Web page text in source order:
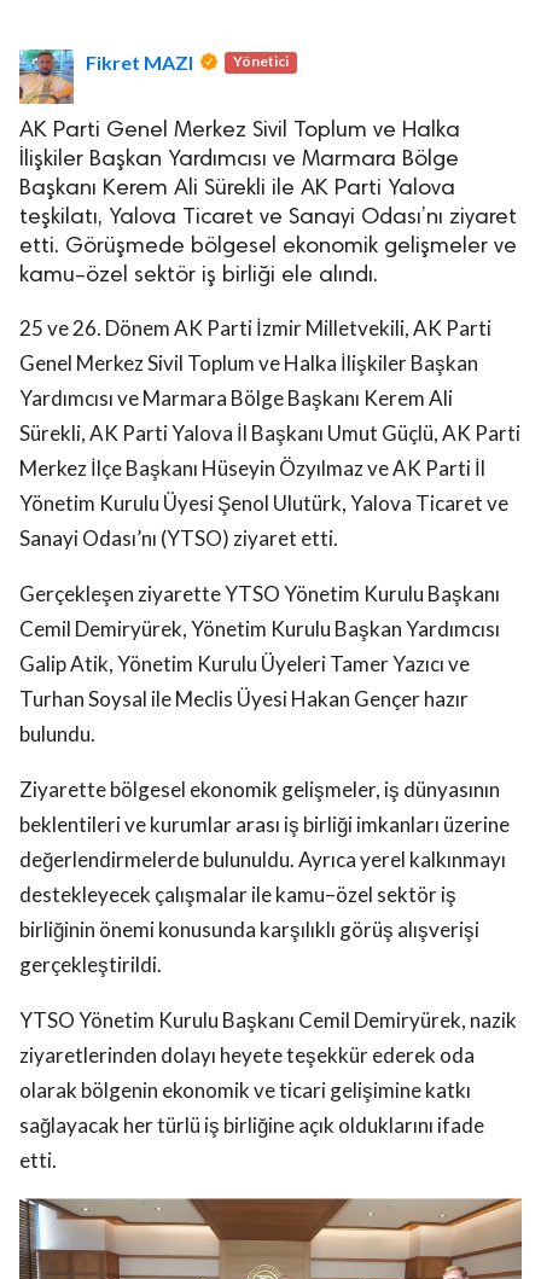
Fikret MAZI Yönetici
AK Parti Genel Merkez Sivil Toplum ve Halka
İlişkiler Başkan Yardımcısı ve Marmara Bölge
Başkanı Kerem Ali Sürekli ile AK Parti Yalova
teşkilatı, Yalova Ticaret ve Sanayi Odası’nı ziyaret
etti. Görüşmede bölgesel ekonomik gelişmeler ve
kamu–özel sektör iş birliği ele alındı.
25 ve 26. Dönem AK Parti İzmir Milletvekili, AK Parti
Genel Merkez Sivil Toplum ve Halka İlişkiler Başkan
Yardımcısı ve Marmara Bölge Başkanı Kerem Ali
Sürekli, AK Parti Yalova İl Başkanı Umut Güçlü, AK Parti
Merkez İlçe Başkanı Hüseyin Özyılmaz ve AK Parti İl
Yönetim Kurulu Üyesi Şenol Ulutürk, Yalova Ticaret ve
Sanayi Odası’nı (YTSO) ziyaret etti.
Gerçekleşen ziyarette YTSO Yönetim Kurulu Başkanı
Cemil Demiryürek, Yönetim Kurulu Başkan Yardımcısı
Galip Atik, Yönetim Kurulu Üyeleri Tamer Yazıcı ve
Turhan Soysal ile Meclis Üyesi Hakan Gençer hazır
bulundu.
Ziyarette bölgesel ekonomik gelişmeler, iş dünyasının
beklentileri ve kurumlar arası iş birliği imkanları üzerine
değerlendirmelerde bulunuldu. Ayrıca yerel kalkınmayı
destekleyecek çalışmalar ile kamu–özel sektör iş
birliğinin önemi konusunda karşılıklı görüş alışverişi
gerçekleştirildi.
YTSO Yönetim Kurulu Başkanı Cemil Demiryürek, nazik
ziyaretlerinden dolayı heyete teşekkür ederek oda
olarak bölgenin ekonomik ve ticari gelişimine katkı
sağlayacak her türlü iş birliğine açık olduklarını ifade
etti.